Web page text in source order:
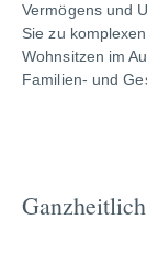
Vermögens und
Sie zu
Wohnsitzen im
Familien- und